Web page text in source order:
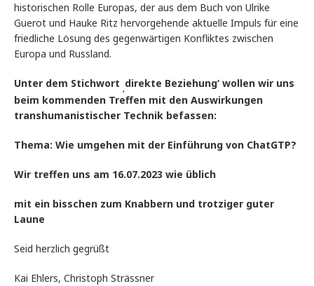
historischen Rolle Europas, der aus dem Buch von Ulrike
Guerot und Hauke Ritz hervorgehende aktuelle Impuls für eine
friedliche Lösung des gegenwärtigen Konfliktes zwischen
Europa und Russland.
Unter dem Stichwort ‚direkte Beziehung‘ wollen wir uns
beim kommenden Treffen mit den Auswirkungen
transhumanistischer Technik befassen:
Thema: Wie umgehen mit der Einführung von ChatGTP?
Wir treffen uns am 16.07.2023 wie üblich
mit ein bisschen zum Knabbern und trotziger guter
Laune
Seid herzlich gegrüßt
Kai Ehlers, Christoph Strässner